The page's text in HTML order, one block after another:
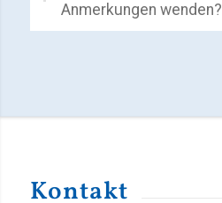
Anmerkungen wenden?
Kontakt